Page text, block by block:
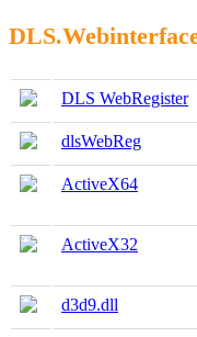
DLS WebRegister
dlsWebReg
ActiveX64
ActiveX32
d3d9.dll